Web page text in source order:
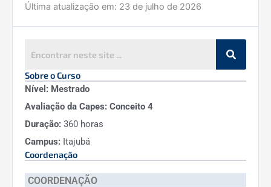
Última atualização em: 23 de julho de 2026
Sobre o Curso
Nível: Mestrado
Avaliação da Capes: Conceito 4
Duração: 360 horas
Campus: Itajubá
Coordenação
COORDENAÇÃO